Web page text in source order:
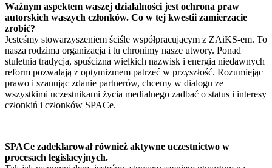
Ważnym aspektem waszej działalności jest ochrona praw
autorskich waszych członków. Co w tej kwestii zamierzacie
zrobić?
Jesteśmy stowarzyszeniem ściśle współpracującym z ZAiKS-em. To
nasza rodzima organizacja i tu chronimy nasze utwory. Ponad
stuletnia tradycja, spuścizna wielkich nazwisk i energia niedawnych
reform pozwalają z optymizmem patrzeć w przyszłość. Rozumiejąc
prawo i szanując zdanie partnerów, chcemy w dialogu ze
wszystkimi uczestnikami życia medialnego zadbać o status i interesy
członkiń i członków SPACe.
SPACe zadeklarował również aktywne uczestnictwo w
procesach legislacyjnych.